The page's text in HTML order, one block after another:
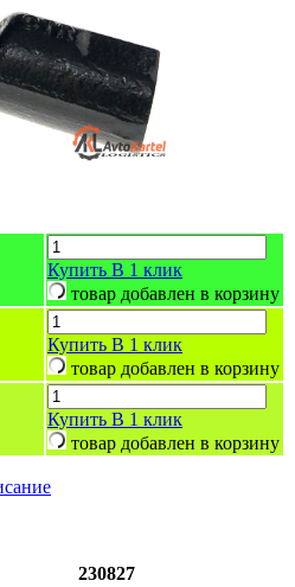
Купить В 1 клик
товар добавлен в корзину
Купить В 1 клик
товар добавлен в корзину
Купить В 1 клик
товар добавлен в корзину
230827